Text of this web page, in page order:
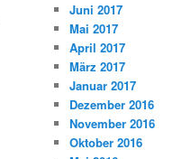
Juni 2017
Mai 2017
April 2017
März 2017
Januar 2017
Dezember 2016
November 2016
Oktober 2016